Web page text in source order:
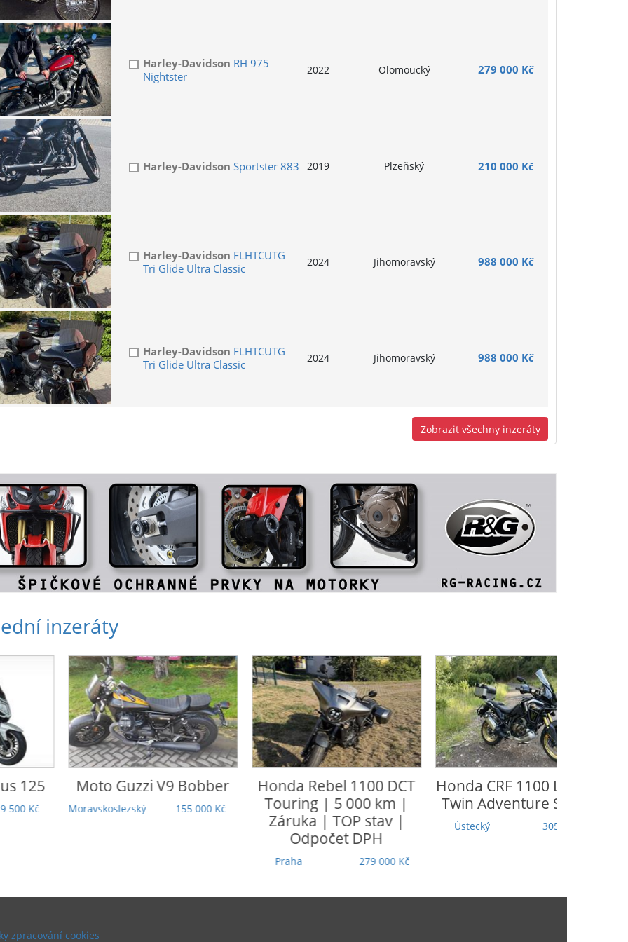
Harley-Davidson RH 975
Nightster
2022 Olomoucký 279 000 Kč
Harley-Davidson Sportster 883 2019 Plzeňský 210 000 Kč
Harley-Davidson FLHTCUTG
Tri Glide Ultra Classic
2024 Jihomoravský 988 000 Kč
Harley-Davidson FLHTCUTG
Tri Glide Ultra Classic
2024 Jihomoravský 988 000 Kč
Zobrazit všechny inzeráty
inzeráty
Guzzi V9 Bobber
155 000 Kč
HondaRebel 1100 DCT
Touring | 5 000 km |
Záruka | TOP stav |
279 000 Kč
HondaCRF 1100 L Africa
Twin Adventure Sports
Ústecký 305 000 Kč
CFmoto
Moravskoslezský
zpracování cookies